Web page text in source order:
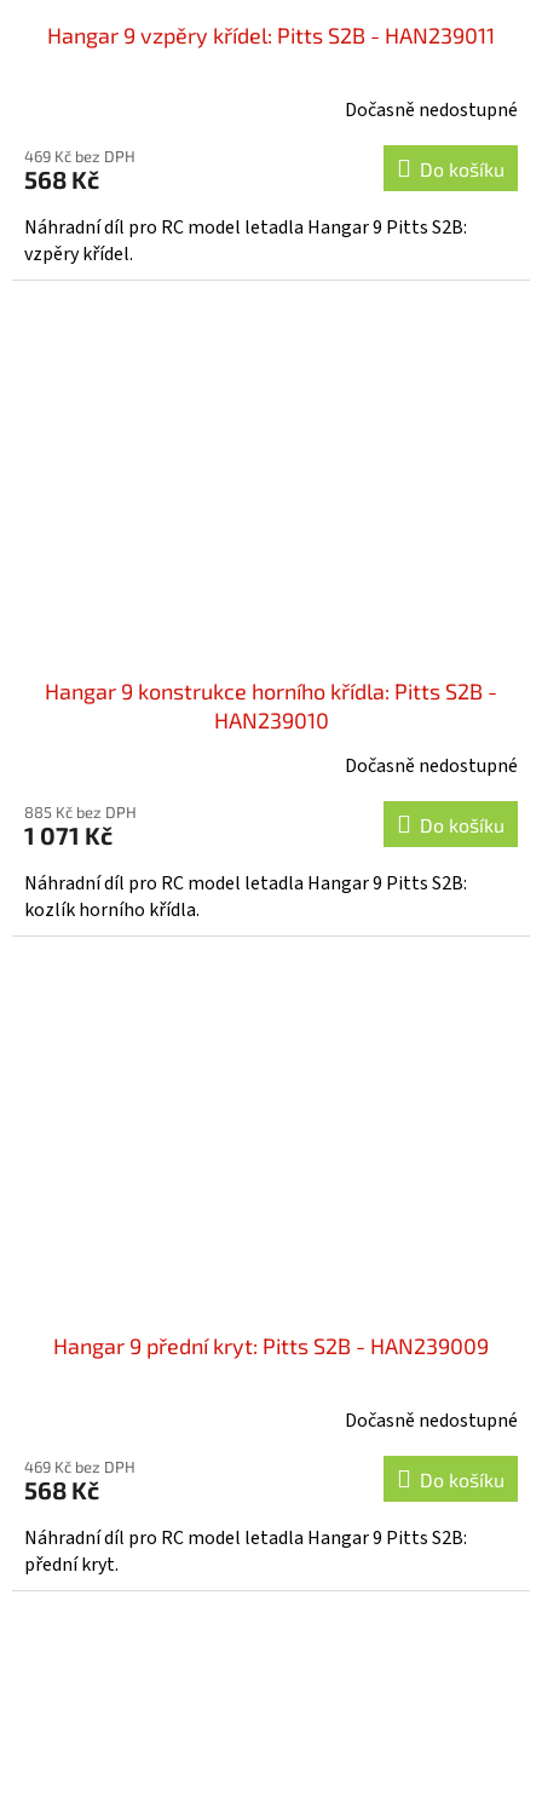
Hangar 9 vzpěry křídel: Pitts S2B - HAN239011
Dočasně nedostupné
469 Kč bez DPH
568 Kč Do košíku
Náhradní díl pro RC model letadla Hangar 9 Pitts S2B:
vzpěry křídel.
Hangar 9 konstrukce horního křídla: Pitts S2B -
HAN239010
Dočasně nedostupné
885 Kč bez DPH
1 071 Kč Do košíku
Náhradní díl pro RC model letadla Hangar 9 Pitts S2B:
kozlík horního křídla.
Hangar 9 přední kryt: Pitts S2B - HAN239009
Dočasně nedostupné
469 Kč bez DPH
568 Kč Do košíku
Náhradní díl pro RC model letadla Hangar 9 Pitts S2B:
přední kryt.